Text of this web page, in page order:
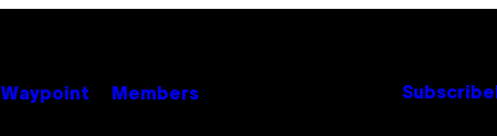
Waypoint Members Subscribe